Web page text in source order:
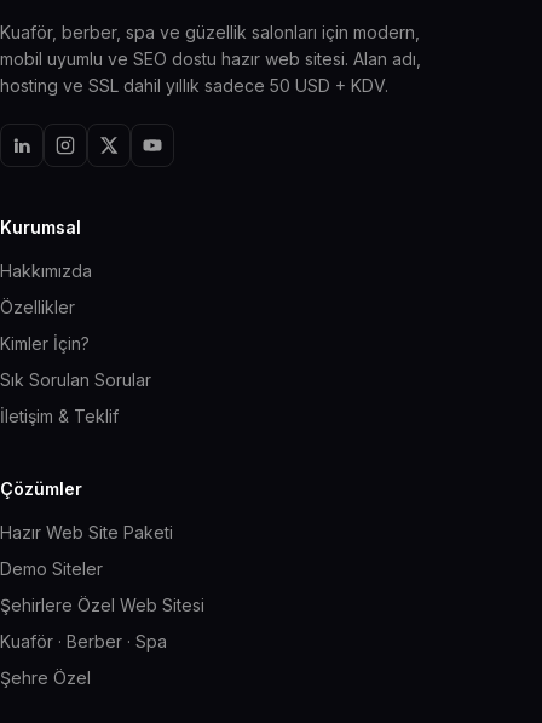
Kuaför, berber, spa ve güzellik salonları için modern,
mobil uyumlu ve SEO dostu hazır web sitesi. Alan adı,
hosting ve SSL dahil yıllık sadece 50 USD + KDV.
Kurumsal
Hakkımızda
Özellikler
Kimler İçin?
Sık Sorulan Sorular
İletişim & Teklif
Çözümler
Hazır Web Site Paketi
Demo Siteler
Şehirlere Özel Web Sitesi
Kuaför · Berber · Spa
Şehre Özel